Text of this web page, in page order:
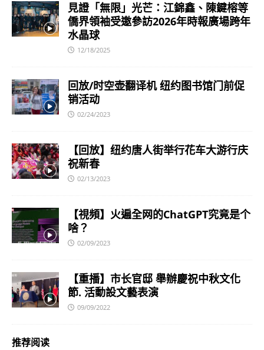
見證「無限」光芒：江錦鑫、陳鍵榕等
僑界領袖受邀參訪2026年時報廣場跨年
水晶球
12/18/2025
回放/时空壶翻译机 纽约图书馆门前促
销活动
02/24/2023
【回放】纽约唐人街举行花车大游行庆
祝新春
02/13/2023
【視頻】火遍全网的ChatGPT究竟是个
啥？
02/09/2023
【重播】市长官邸 舉辦慶祝中秋文化
節. 活動設文藝表演
09/09/2022
推荐阅读